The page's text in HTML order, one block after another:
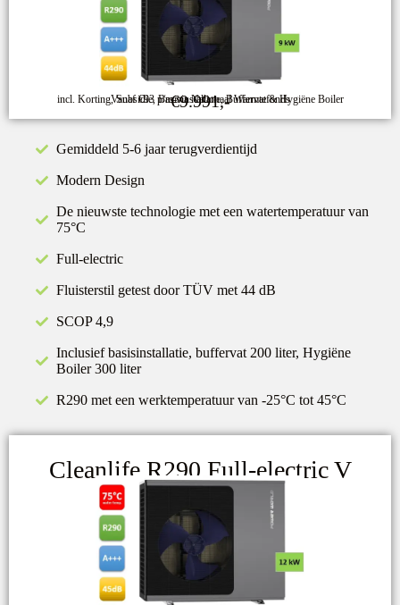
€9.991,-
Vanaf €93 p/m via Nationaal Warmtefonds
incl. Korting, Subsidie, Basisinstallatie, Buffervat & Hygiëne Boiler
Gemiddeld 5-6 jaar terugverdientijd
Modern Design
De nieuwste technologie met een watertemperatuur van
75°C
Full-electric
Fluisterstil getest door TÜV met 44 dB
SCOP 4,9
Inclusief basisinstallatie, buffervat 200 liter, Hygiëne
Boiler 300 liter
R290 met een werktemperatuur van -25°C tot 45°C
Cleanlife R290 Full-electric V